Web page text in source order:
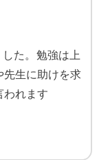
た。勉強は上
先生に助けを求
われます